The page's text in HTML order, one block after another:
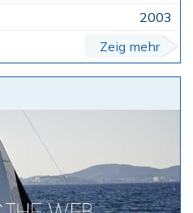
2003
Zeig mehr